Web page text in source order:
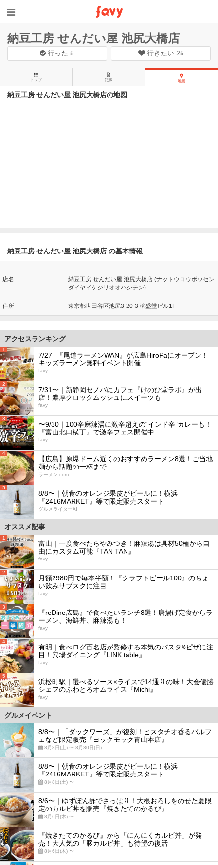
納豆工房 せんだい屋 池尻大橋店
行った 5 行きたい 25
トップ 記事 地図
納豆工房 せんだい屋 池尻大橋店の地図
納豆工房 せんだい屋 池尻大橋店 の基本情報
店名
納豆工房 せんだい屋 池尻大橋店 (ナットウコウボウセン
ダイヤイケジリオオハシテン)
住所 東京都世田谷区池尻3-20-3 柳盛堂ビル1F
アクセスランキング
1
7/27│『尾道ラーメンWAN』が広島HiroPaにオープン！
キッズラーメン無料イベント開催
favy
2
7/31〜｜新静岡セノバにカフェ『けのひ堂ラボ』が出
店！濃厚クロックムッシュにスイーツも
favy
3
〜9/30｜100辛麻辣湯に激辛超えの“インド辛”カレーも！
『富山北口横丁』で激辛フェス開催中
favy
4
【広島】原爆ドーム近くのおすすめラーメン8選！ご当地
麺から話題の一杯まで
ラーメン.com
5
8/8〜｜朝食のオレンジ果皮がビールに！横浜
『2416MARKET』等で限定販売スタート
グルメライターAI
オススメ記事
1
富山｜一度食べたらやみつき！麻辣湯は具材50種から自
由にカスタム可能『TAN TAN』
favy
2
月額2980円で毎本半額！『クラフトビール100』のちょ
い飲みサブスクに注目
favy
3
『reDine広島』で食べたいランチ8選！唐揚げ定食からラ
ーメン、海鮮丼、麻辣湯も！
favy
4
有明｜食べログ百名店が監修する本気のパスタ&ピザに注
目！穴場ダイニング『LINK table』
favy
5
浜松町駅｜選べるソース×ライスで14通りの味！大会優勝
シェフのふわとろオムライス『Michi』
favy
グルメイベント
8/8〜｜「ダックワーズ」が復刻！ピスタチオ香るパルフ
ェなど限定販売『ヨックモック青山本店』
8月8日(土) 〜 8月30日(日)
8/8〜｜朝食のオレンジ果皮がビールに！横浜
『2416MARKET』等で限定販売スタート
8月8日(土) 〜
8/6〜｜ゆずぽん酢でさっぱり！大根おろしをのせた夏限
定のカルビ丼を販売『焼きたてのかるび』
8月6日(木) 〜
『焼きたてのかるび』から「にんにくカルビ丼」が発
売！大人気の「豚カルビ丼」も待望の復活
8月6日(木) 〜